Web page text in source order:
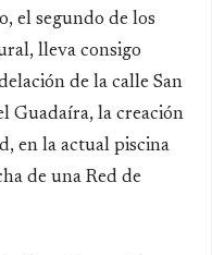
el segundo de los
, lleva consigo
de la calle San
Guadaíra, la creación
en la actual piscina
de una Red de